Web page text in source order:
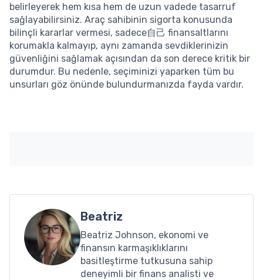
belirleyerek hem kısa hem de uzun vadede tasarruf
sağlayabilirsiniz. Araç sahibinin sigorta konusunda
bilinçli kararlar vermesi, sadece自己 finansaltlarını
korumakla kalmayıp, aynı zamanda sevdiklerinizin
güvenliğini sağlamak açısından da son derece kritik bir
durumdur. Bu nedenle, seçiminizi yaparken tüm bu
unsurları göz önünde bulundurmanızda fayda vardır.
Beatriz
Beatriz Johnson, ekonomi ve
finansın karmaşıklıklarını
basitleştirme tutkusuna sahip
deneyimli bir finans analisti ve